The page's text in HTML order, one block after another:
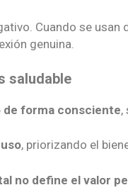
Cuando se
genuina.
saludable
forma consciente,
, priorizando el
no define el valor